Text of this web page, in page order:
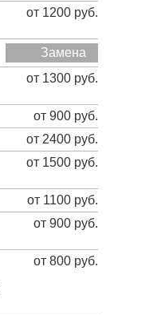
от 1200 руб.
Замена
от 1300 руб.
от 900 руб.
от 2400 руб.
от 1500 руб.
от 1100 руб.
от 900 руб.
от 800 руб.